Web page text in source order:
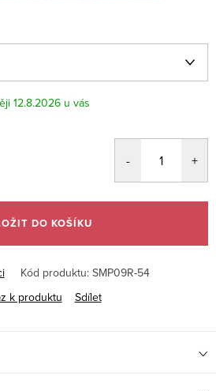
12.8.2026
DO KOŠÍKU
Kód produktu: SMP09R-54
k produktu
Sdílet